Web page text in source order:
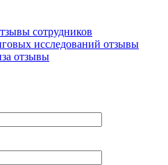
сотрудников
исследований отзывы
отзывы